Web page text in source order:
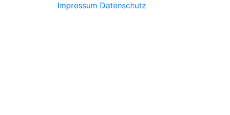
Impressum Datenschutz